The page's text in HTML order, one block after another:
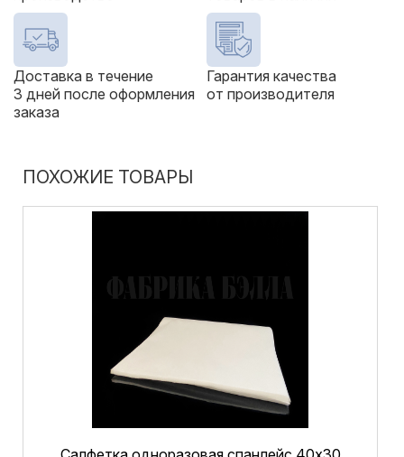
Доставка в течение
3 дней после оформления
заказа
Гарантия качества
от производителя
ПОХОЖИЕ ТОВАРЫ